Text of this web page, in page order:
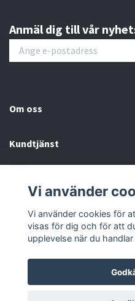
Anmäl dig till vår
Om oss
Kundtjänst
Sociala medier
Vi använder
Vi använder cookies för
visas för dig och för att
upplevelse när du